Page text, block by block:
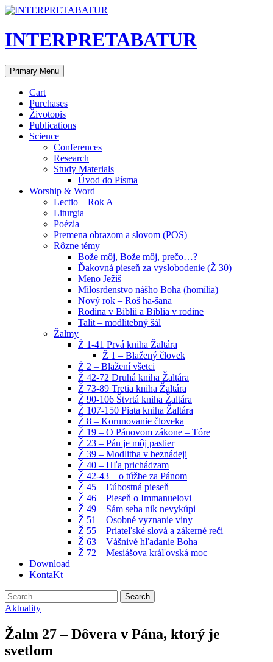
Skip
content
INTERPRETABATUR
Search
Primary Menu
Cart
Purchases
Životopis
Publications
Science
Conferences
Research
Study Materials
Úvod do Písma
Worship & Word
Lectio – Rok A
Liturgia
Poézia
Premena obrazom a slovom (POS)
Rôzne témy
Bože môj, Bože môj, prečo…?
Ďakovná pieseň za vyslobodenie (Ž 30)
Meno Ježiš
Milosrdenstvo nášho Boha (homília)
Nový rok – Roš ha-šana
Rodina v Biblii a Biblia v rodine
Talit – modlitebný šál
Žalmy
Ž 1-41 Prvá kniha Žaltára
Ž 1 – Blažený človek
Ž 2 – Blažení všetci
Ž 42-72 Druhá kniha Žaltára
Ž 73-89 Tretia kniha Žaltára
Ž 90-106 Štvrtá kniha Žaltára
Ž 107-150 Piata kniha Žaltára
Ž 8 – Korunovanie človeka
Ž 19 – O Pánovom zákone – Tóre
Ž 23 – Pán je môj pastier
Ž 39 – Modlitba v beznádeji
Ž 40 – Hľa prichádzam
Ž 42-43 – o túžbe za Pánom
Ž 45 – Ľúbostná pieseň
Ž 46 – Pieseň o Immanuelovi
Ž 49 – Sám seba nik nevykúpi
Ž 51 – Osobné vyznanie viny
Ž 55 – Priateľské slová a zákerné reči
Ž 63 – Vášnivé hľadanie Boha
Ž 72 – Mesiášova kráľovská moc
Download
KontaKt
Search
for:
Aktuality
Žalm 27 – Dôvera v Pána, ktorý je
svetlom